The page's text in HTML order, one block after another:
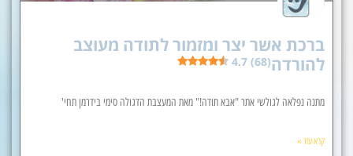
ברכת אשר יצר ומזמור לתודה מעוצב
להורדה4.7 (68)
מתנה נפלאה לגולשי אתר "אבא תודה!" מאת המעצבת הדגולה סימי בידרמן תחי'
קרא עוד »